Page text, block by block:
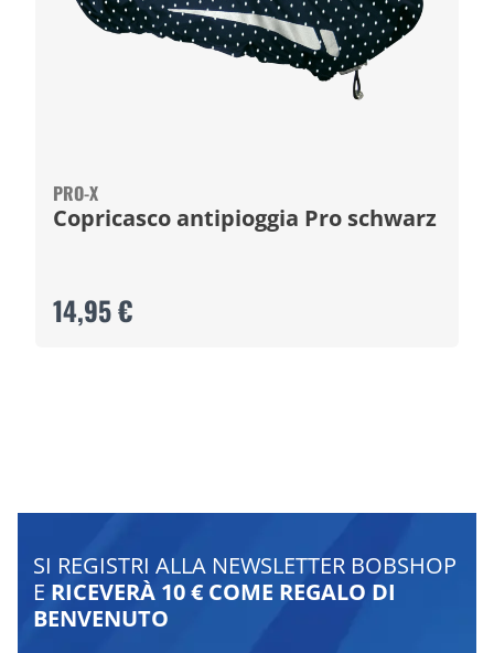
PRO-X
Copricasco antipioggia Pro schwarz
14,95 €
SI REGISTRI ALLA NEWSLETTER BOBSHOP
E RICEVERÀ 10 € COME REGALO DI
BENVENUTO